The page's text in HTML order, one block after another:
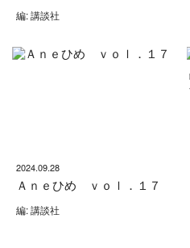
編: 講談社
2024.09.28
Ａｎｅひめ ｖｏｌ．１７
編: 講談社